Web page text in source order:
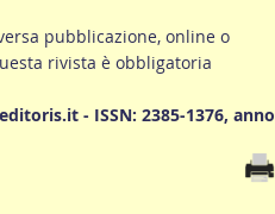
pubblicazione, online o
rivista è obbligatoria
- ISSN: 2385-1376, anno